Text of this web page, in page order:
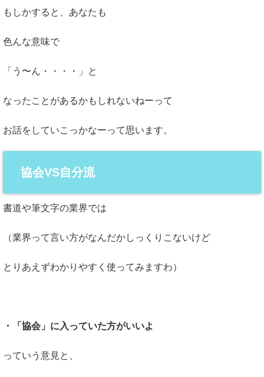
もしかすると、あなたも
色んな意味で
「う〜ん・・・・」と
なったことがあるかもしれないねーって
お話をしていこっかなーって思います。
協会VS自分流
書道や筆文字の業界では
（業界って言い方がなんだかしっくりこないけど
とりあえずわかりやすく使ってみますわ）
・「協会」に入っていた方がいいよ
っていう意見と、